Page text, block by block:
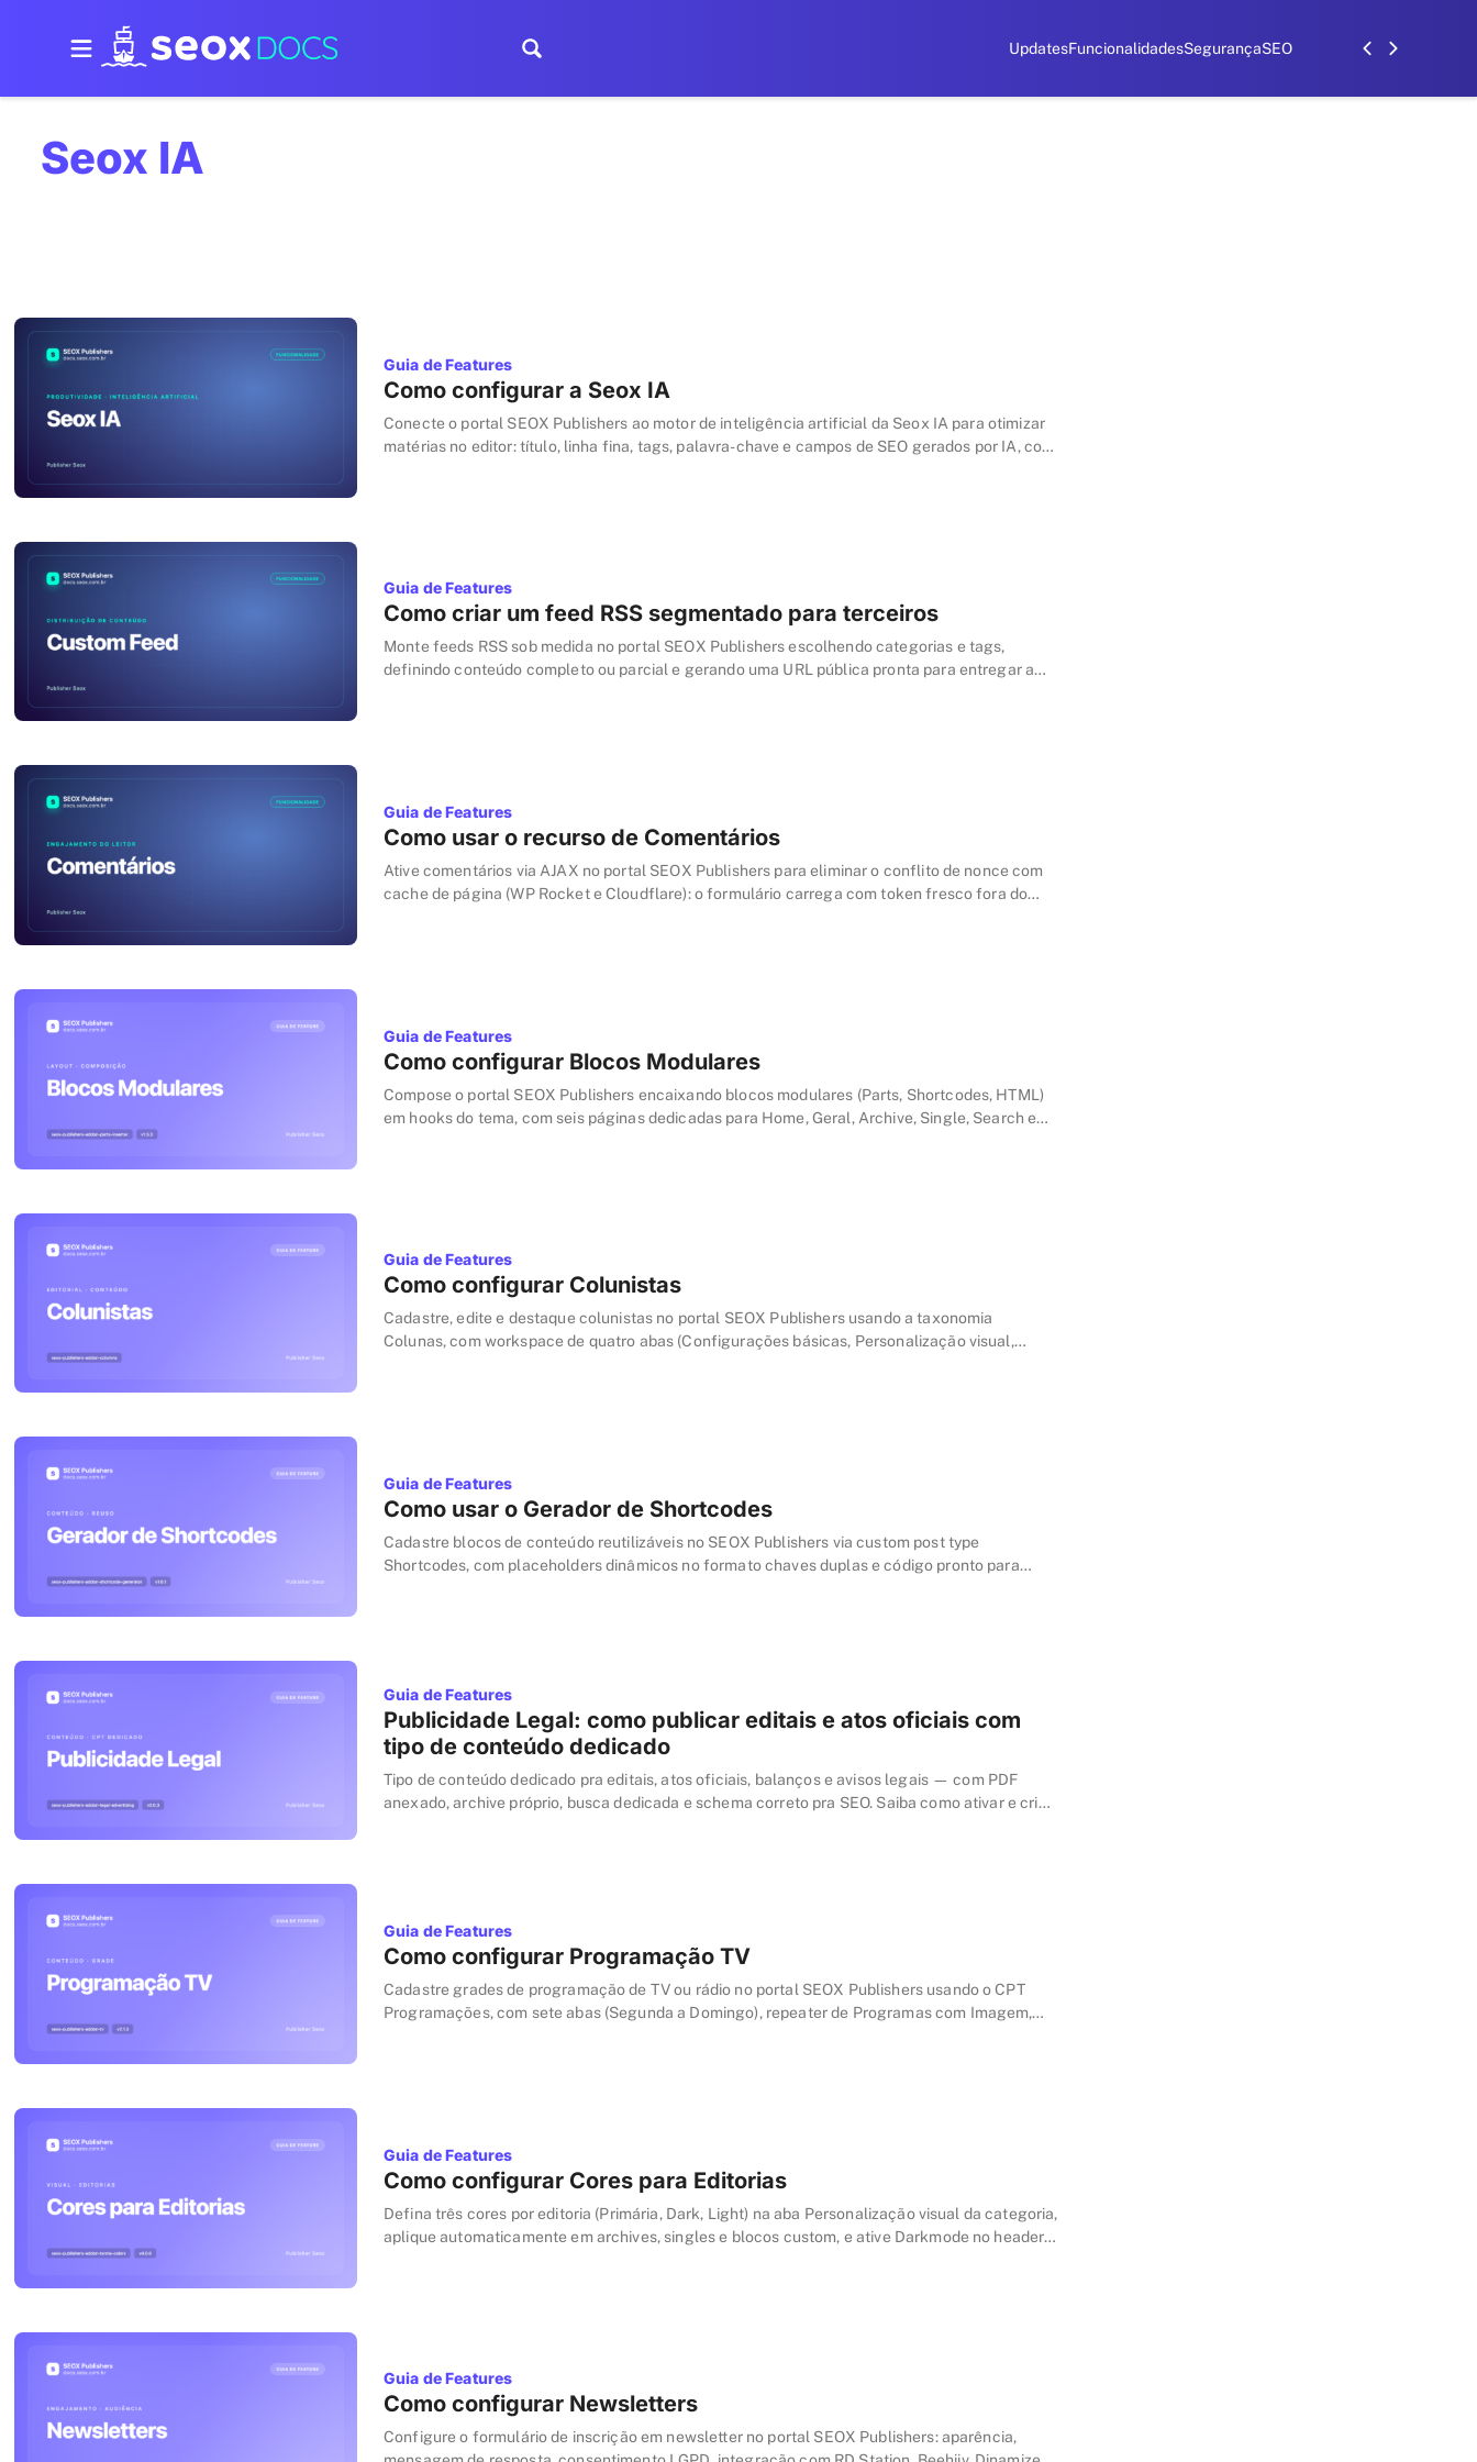
UpdatesFuncionalidadesSegurançaSEO
Seox IA
Guia de Features
Como configurar a Seox IA
Conecte o portal SEOX Publishers ao motor de inteligência artificial da Seox IA para otimizar
matérias no editor: título, linha fina, tags, palavra-chave e campos de SEO gerados por IA, com
Guia de Features
Como criar um feed RSS segmentado para terceiros
Monte feeds RSS sob medida no portal SEOX Publishers escolhendo categorias e tags,
definindo conteúdo completo ou parcial e gerando uma URL pública pronta para entregar a
Guia de Features
Como usar o recurso de Comentários
Ative comentários via AJAX no portal SEOX Publishers para eliminar o conflito de nonce com
cache de página (WP Rocket e Cloudflare): o formulário carrega com token fresco fora do
Guia de Features
Como configurar Blocos Modulares
Compose o portal SEOX Publishers encaixando blocos modulares (Parts, Shortcodes, HTML)
em hooks do tema, com seis páginas dedicadas para Home, Geral, Archive, Single, Search e
Guia de Features
Como configurar Colunistas
Cadastre, edite e destaque colunistas no portal SEOX Publishers usando a taxonomia
Colunas, com workspace de quatro abas (Configurações básicas, Personalização visual,
Guia de Features
Como usar o Gerador de Shortcodes
Cadastre blocos de conteúdo reutilizáveis no SEOX Publishers via custom post type
Shortcodes, com placeholders dinâmicos no formato chaves duplas e código pronto para
Guia de Features
Publicidade Legal: como publicar editais e atos oficiais com
tipo de conteúdo dedicado
Tipo de conteúdo dedicado pra editais, atos oficiais, balanços e avisos legais — com PDF
anexado, archive próprio, busca dedicada e schema correto pra SEO. Saiba como ativar e criar
Guia de Features
Como configurar Programação TV
Cadastre grades de programação de TV ou rádio no portal SEOX Publishers usando o CPT
Programações, com sete abas (Segunda a Domingo), repeater de Programas com Imagem,
Guia de Features
Como configurar Cores para Editorias
Defina três cores por editoria (Primária, Dark, Light) na aba Personalização visual da categoria,
aplique automaticamente em archives, singles e blocos custom, e ative Darkmode no header
Guia de Features
Como configurar Newsletters
Configure o formulário de inscrição em newsletter no portal SEOX Publishers: aparência,